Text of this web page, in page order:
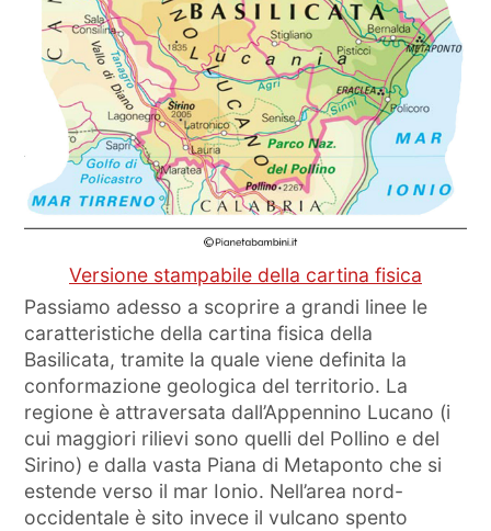
Versione stampabile della cartina fisica
Passiamo adesso a scoprire a grandi linee le
caratteristiche della cartina fisica della
Basilicata, tramite la quale viene definita la
conformazione geologica del territorio. La
regione è attraversata dall’Appennino Lucano (i
cui maggiori rilievi sono quelli del Pollino e del
Sirino) e dalla vasta Piana di Metaponto che si
estende verso il mar Ionio. Nell’area nord-
occidentale è sito invece il vulcano spento